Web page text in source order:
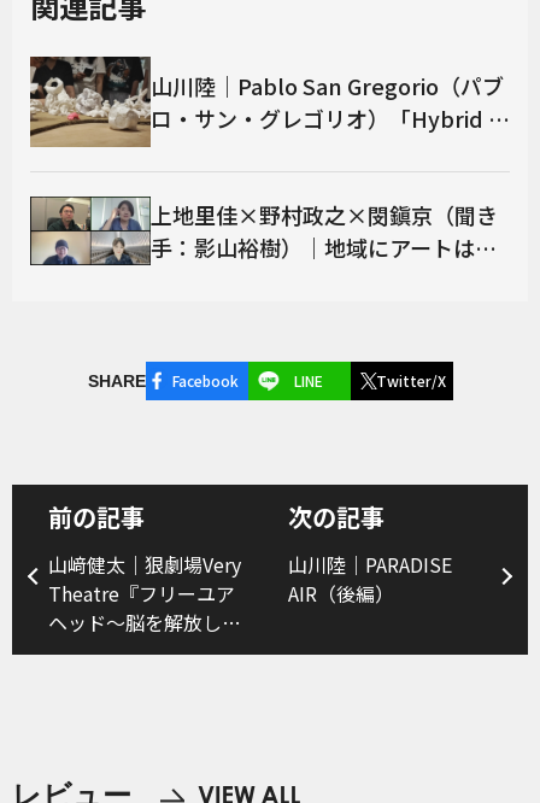
山川陸｜Pablo San Gregorio（パブ
ロ・サン・グレゴリオ）「Hybrid W
ング）」
上地里佳×野村政之×閔鎭京（聞き
手：影山裕樹）｜地域にアートは必
SHARE Facebook LINE Twitter/X
前の記事
山﨑健太｜狠劇場Very
Theatre『フリーユア
ヘッド〜脳を解放しよ
う』
次の記事
山川陸｜PARADISE
AIR（後編）
レビュー